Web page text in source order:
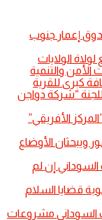
إعمار جنوب
الولايات
الأمن والتنمية
كبرى للقرية
للجنة “شركة دواجن
الأفريقي”
ويبحثان الأوضاع
إن لم
قضايا السلام
السوداني مشروعات